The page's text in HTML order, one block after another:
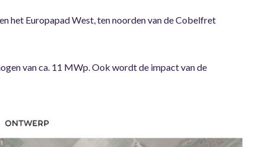
het Europapad West, ten noorden van de Cobelfret
van ca. 11 MWp. Ook wordt de impact van de